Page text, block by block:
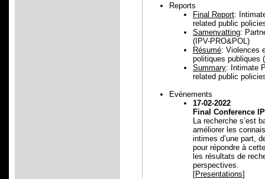
Reports
Final Report:
related public
Samenvatting:
(IPV-PRO&POL)
Résumé: Violences
politiques publiques
Summary: Intimate
related public
Evénements
17-02-2022
Final Conference
La recherche s’est
améliorer les
intimes d’une part,
pour répondre à
les résultats de
perspectives.
[Presentations]